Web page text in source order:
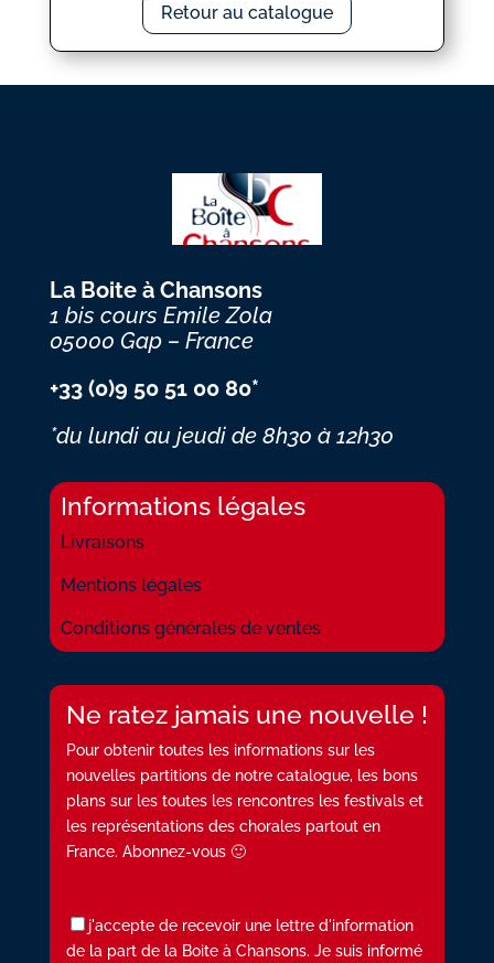
Retour au catalogue
La Boite à Chansons
1 bis cours Emile Zola
05000 Gap – France
+33 (0)9 50 51 00 80*
*du lundi au jeudi de 8h30 à 12h30
Informations légales
Livraisons
Mentions légales
Conditions générales de ventes
Ne ratez jamais une nouvelle !
Pour obtenir toutes les informations sur les
nouvelles partitions de notre catalogue, les bons
plans sur les toutes les rencontres les festivals et
les représentations des chorales partout en
France. Abonnez-vous 🙂
j'accepte de recevoir une lettre d'information
de la part de la Boite à Chansons. Je suis informé